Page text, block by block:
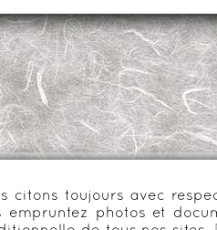
citons toujours avec
empruntez photos et